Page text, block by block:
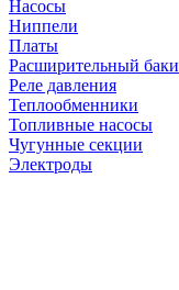
Насосы
Ниппели
Платы
Расширительный баки
Реле давления
Теплообменники
Топливные насосы
Чугунные секции
Электроды